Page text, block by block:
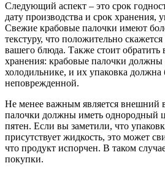
Следующий аспект – это срок
дату производства и срок хранения,
Свежие крабовые палочки имеют
текстуру, что положительно
вашего блюда. Также стоит обратить
хранения: крабовые палочки должны
холодильнике, и их упаковка должна
неповрежденной.
Не менее важным является внешний
палочки должны иметь однородный
пятен. Если вы заметили, что
присутствует жидкость, это может
что продукт испорчен. В таком
покупки.